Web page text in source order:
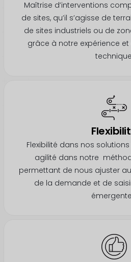
Maîtrise d’interventions
de sites, qu’il s’agisse de
de sites industriels ou de
grâce à notre expérience
Flexibilité dans nos
agilité dans notre
permettant de nous ajuster
de la demande et de